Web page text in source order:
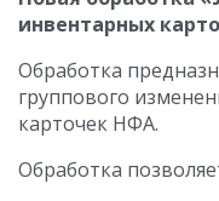
инвентарных
Обработка
группового
карточек НФА.
Обработка